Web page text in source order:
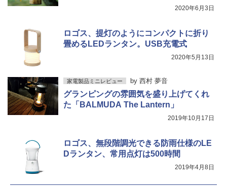
2020年6月3日
ロゴス、提灯のようにコンパクトに折り
畳めるLEDランタン。USB充電式
2020年5月13日
家電製品ミニレビュー by 西村 夢音
グランピングの雰囲気を盛り上げてくれ
た「BALMUDA The Lantern」
2019年10月17日
ロゴス、無段階調光できる防雨仕様のLE
Dランタン、常用点灯は500時間
2019年4月8日